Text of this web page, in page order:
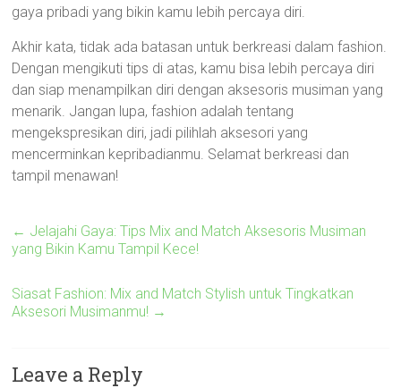
gaya pribadi yang bikin kamu lebih percaya diri.
Akhir kata, tidak ada batasan untuk berkreasi dalam fashion.
Dengan mengikuti tips di atas, kamu bisa lebih percaya diri
dan siap menampilkan diri dengan aksesoris musiman yang
menarik. Jangan lupa, fashion adalah tentang
mengekspresikan diri, jadi pilihlah aksesori yang
mencerminkan kepribadianmu. Selamat berkreasi dan
tampil menawan!
← Jelajahi Gaya: Tips Mix and Match Aksesoris Musiman
yang Bikin Kamu Tampil Kece!
Siasat Fashion: Mix and Match Stylish untuk Tingkatkan
Aksesori Musimanmu! →
Leave a Reply